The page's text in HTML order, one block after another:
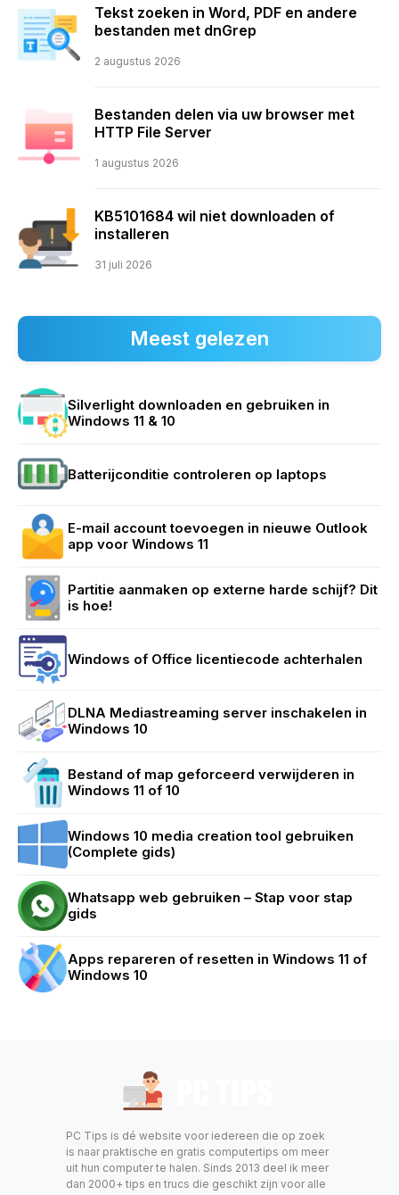
Tekst zoeken in Word, PDF en andere
bestanden met dnGrep
2 augustus 2026
Bestanden delen via uw browser met
HTTP File Server
1 augustus 2026
KB5101684 wil niet downloaden of
installeren
31 juli 2026
Meest gelezen
Silverlight downloaden en gebruiken in
Windows 11 & 10
Batterijconditie controleren op laptops
E-mail account toevoegen in nieuwe Outlook
app voor Windows 11
Partitie aanmaken op externe harde schijf? Dit
is hoe!
Windows of Office licentiecode achterhalen
DLNA Mediastreaming server inschakelen in
Windows 10
Bestand of map geforceerd verwijderen in
Windows 11 of 10
Windows 10 media creation tool gebruiken
(Complete gids)
Whatsapp web gebruiken – Stap voor stap
gids
Apps repareren of resetten in Windows 11 of
Windows 10
PC Tips is dé website voor iedereen die op zoek
is naar praktische en gratis computertips om meer
uit hun computer te halen. Sinds 2013 deel ik meer
dan 2000+ tips en trucs die geschikt zijn voor alle